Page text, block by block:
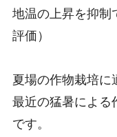
地温の上昇を抑制
評価）
夏場の作物栽培に
最近の猛暑による
です。